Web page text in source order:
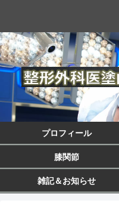
プロフィール
膝関節
雑記＆お知らせ